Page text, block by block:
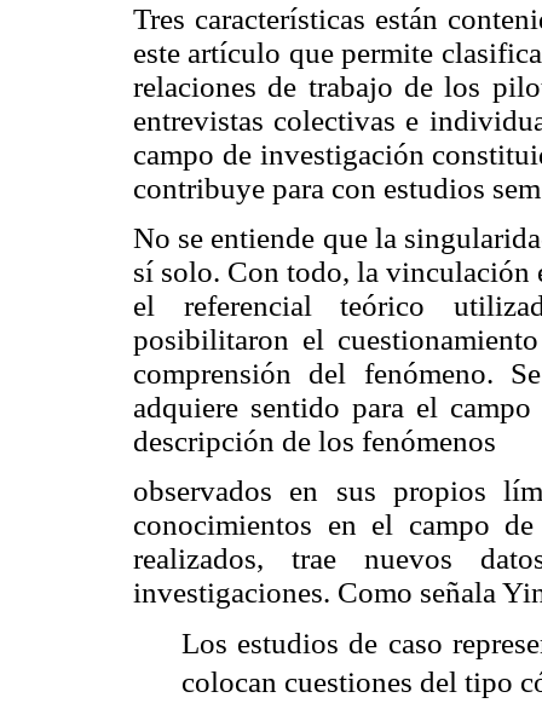
Tres características están
este artículo que permite
relaciones de trabajo de los
entrevistas colectivas e
campo de investigación
contribuye para con estudios
No se entiende que la
sí solo. Con todo, la vinculación
el referencial teórico
posibilitaron el
comprensión del fenómeno.
adquiere sentido para el
descripción de los fenómenos
observados en sus propios
conocimientos en el campo
realizados, trae nuevos
investigaciones. Como señala
Los estudios de caso
colocan cuestiones del tipo